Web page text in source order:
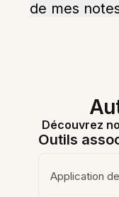
de mes
Découvrez
Outils
Application